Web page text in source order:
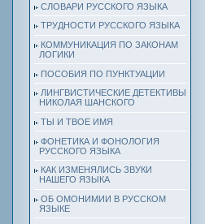
СЛОВАРИ РУССКОГО ЯЗЫКА
ТРУДНОСТИ РУССКОГО ЯЗЫКА
КОММУНИКАЦИЯ ПО ЗАКОНАМ
ЛОГИКИ
ПОСОБИЯ ПО ПУНКТУАЦИИ
ЛИНГВИСТИЧЕСКИЕ ДЕТЕКТИВЫ
НИКОЛАЯ ШАНСКОГО
ТЫ И ТВОЕ ИМЯ
ФОНЕТИКА И ФОНОЛОГИЯ
РУССКОГО ЯЗЫКА
КАК ИЗМЕНЯЛИСЬ ЗВУКИ
НАШЕГО ЯЗЫКА
ОБ ОМОНИМИИ В РУССКОМ
ЯЗЫКЕ